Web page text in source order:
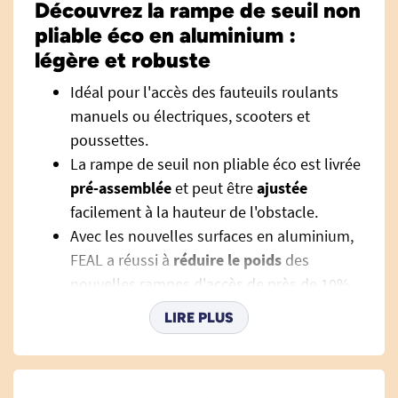
Découvrez la rampe de seuil non
pliable éco en aluminium :
légère et robuste
Idéal pour l'accès des fauteuils roulants
manuels ou électriques, scooters et
poussettes.
La rampe de seuil non pliable éco est livrée
pré-assembléeet peut êtreajustée
facilement à la hauteur de l'obstacle.
Avec les nouvelles surfaces en aluminium,
FEAL a réussi à réduire le poids des
nouvelles rampes d'accès de près de 10%
par rapport aux modèles standards.
La rampe esttrès légèreen matériaux
durableset peut supporter de lourdes
LIRE PLUS